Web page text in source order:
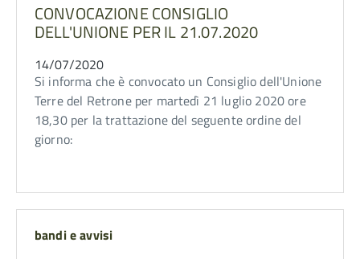
CONVOCAZIONE CONSIGLIO
DELL'UNIONE PER IL 21.07.2020
14/07/2020
Si informa che è convocato un Consiglio dell'Unione
Terre del Retrone per martedì 21 luglio 2020 ore
18,30 per la trattazione del seguente ordine del
giorno:
bandi e avvisi